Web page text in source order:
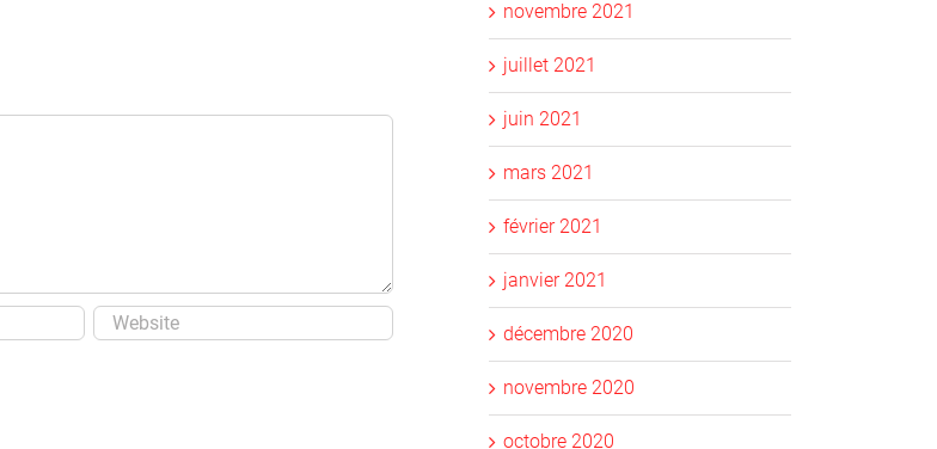
novembre 2021
juillet 2021
juin 2021
mars 2021
février 2021
janvier 2021
décembre 2020
novembre 2020
octobre 2020